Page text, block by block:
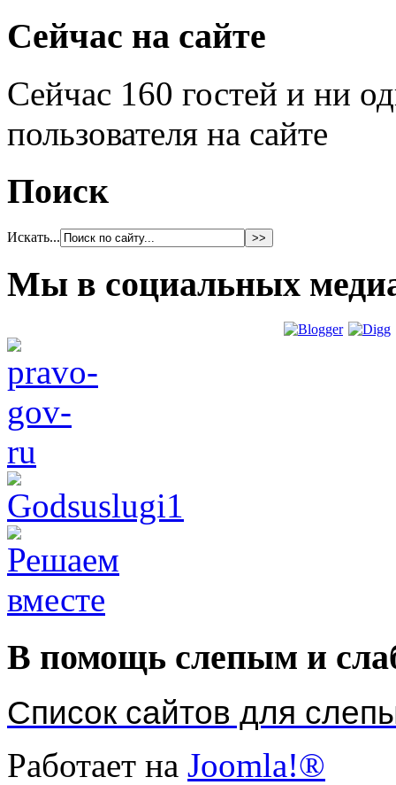
Сейчас на сайте
Сейчас 160 гостей и ни
пользователя на сайте
Поиск
Искать...
Мы в социальных
В помощь слепым и
Список сайтов для
Работает на Joomla!®